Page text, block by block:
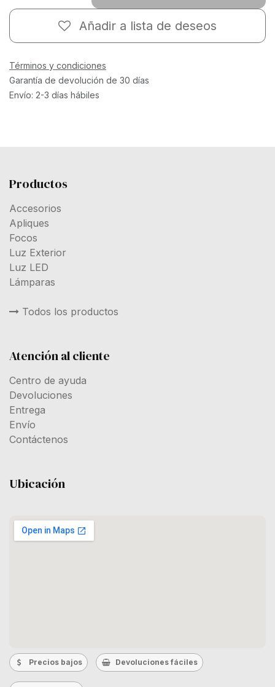
Añadir a lista de deseos
Términos y condiciones
Garantía de devolución de 30 días
Envío: 2-3 días hábiles
Productos
Accesorios
Apliques
Focos
Luz Exterior
Luz LED
Lámparas
Todos los productos
Atención al cliente
Centro de ayuda
Devoluciones
Entrega
Envío
Contáctenos
Ubicación
Precios bajos Devoluciones fáciles